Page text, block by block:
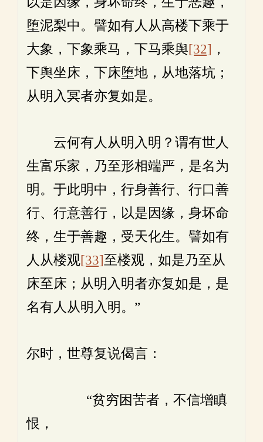
堕泥梨中。譬如有人从高楼下乘于
大象，下象乘马，下马乘舆[32] ，
下舆坐床，下床堕地，从地落坑；
从明入冥者亦复如是。
云何有人从明入明？谓有世人
生富乐家，乃至形相端严，是名为
明。于此明中，行身善行、行口善
行、行意善行，以是因缘，身坏命
终，生于善趣，受天化生。譬如有
人从楼观[33]至楼观，如是乃至从
床至床；从明入明者亦复如是，是
名有人从明入明。”
尔时，世尊复说偈言：
“贫穷困苦者，不信增瞋
恨，